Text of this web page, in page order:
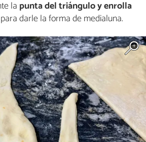
lapunta del triángulo yenrolla
darle la forma de medialuna.